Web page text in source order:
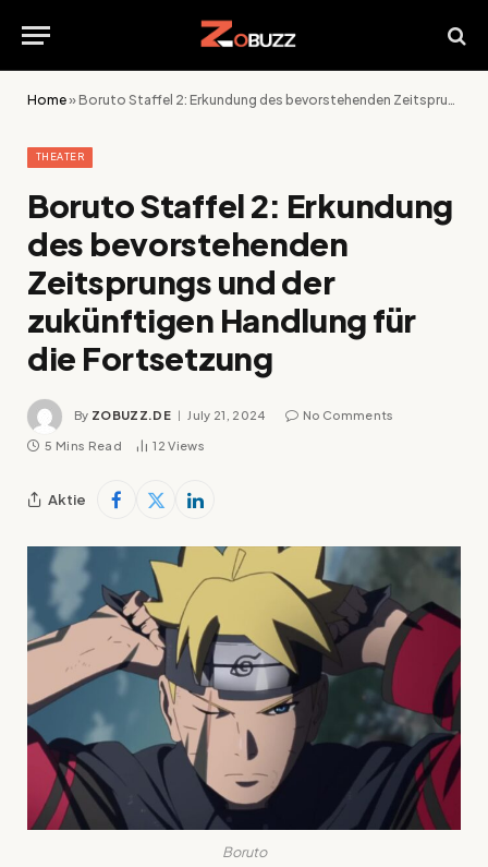
Home»Boruto Staffel 2: Erkundung des bevorstehenden Zeitsprungs und der zukünftigen Handlung für die Fortsetzung
THEATER
Boruto Staffel 2: Erkundung
des bevorstehenden
Zeitsprungs und der
zukünftigen Handlung für
die Fortsetzung
By ZOBUZZ.DE July 21, 2024 No Comments
5 Mins Read 12Views
Aktie
Boruto